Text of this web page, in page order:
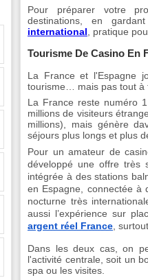
Pour préparer votre
destinations, en
international , pratique
Tourisme De Casino En
La France et l'Espagne
tourisme… mais pas tout à
La France reste numéro
millions de visiteurs
millions), mais génère
séjours plus longs et plus
Pour un amateur de
développé une offre très
intégrée à des stations
en Espagne, connectée
nocturne très
aussi l’expérience sur
argent réel France,
Dans les deux cas, on
l'activité centrale, soit un
spa ou les visites.